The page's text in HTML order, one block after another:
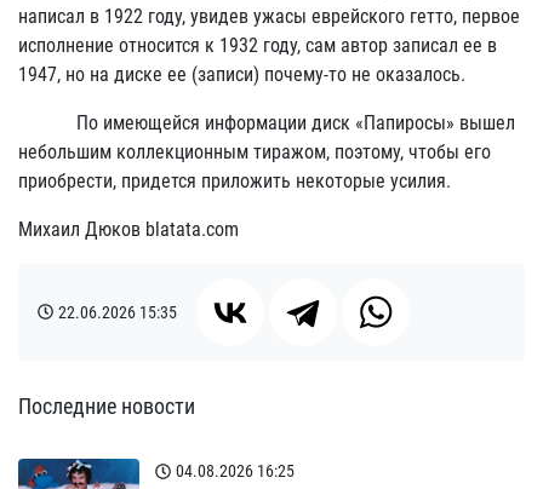
написал в 1922 году, увидев ужасы еврейского гетто, первое
исполнение относится к 1932 году, сам автор записал ее в
1947, но на диске ее (записи) почему-то не оказалось.
По имеющейся информации диск «Папиросы» вышел
небольшим коллекционным тиражом, поэтому, чтобы его
приобрести, придется приложить некоторые усилия.
Михаил Дюков blatata.com
22.06.2026 15:35
Последние новости
04.08.2026 16:25